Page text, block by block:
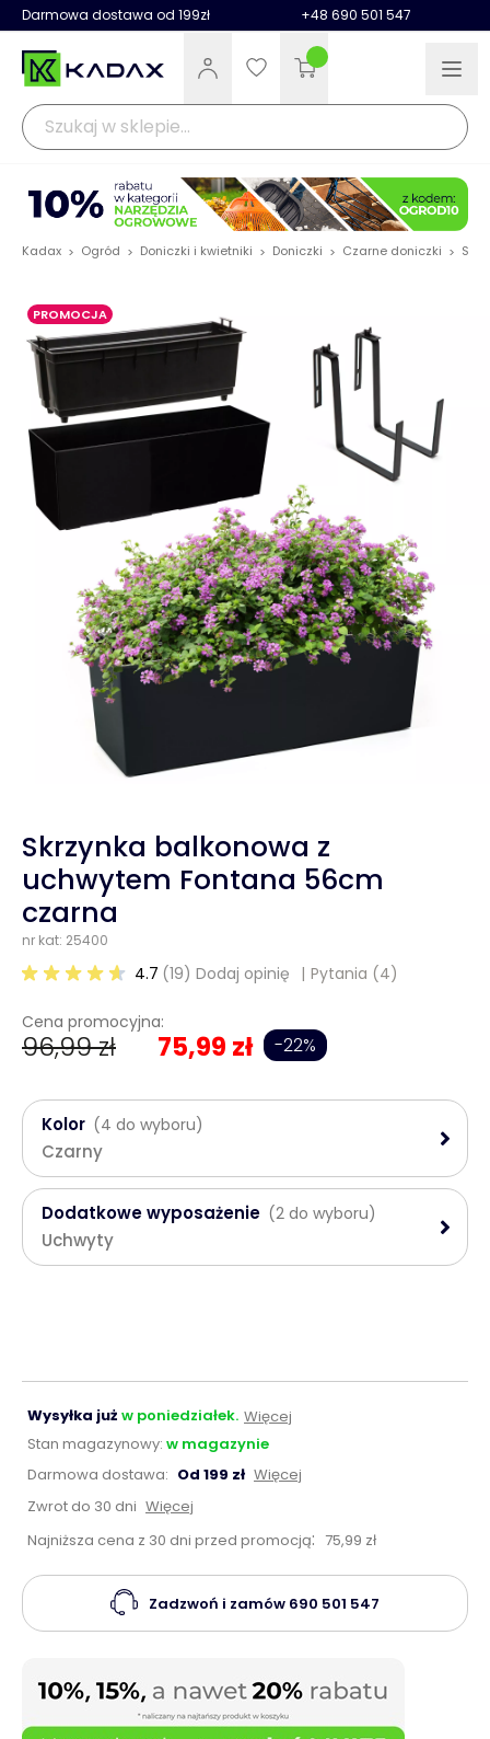
Darmowa dostawa od 199zł +48 690 501 547
Kadax > Ogród > Doniczki i kwietniki > Doniczki > Czarne doniczki >
PROMOCJA
Skrzynka balkonowa z
uchwytem Fontana 56cm
czarna
nr kat: 25400
4.7 (19) Dodaj opinię Pytania (4)
Cena promocyjna:
96,99 zł 75,99 zł -22%
Kolor (4 do wyboru)
Czarny
Dodatkowe wyposażenie (2 do wyboru)
Uchwyty
Wysyłka już w poniedziałek. Więcej
Stan magazynowy: w magazynie
Darmowa dostawa: Od 199 zł Więcej
Zwrot do 30 dni Więcej
Najniższa cena z 30 dni przed promocją: 75,99 zł
Zadzwoń i zamów 690 501 547